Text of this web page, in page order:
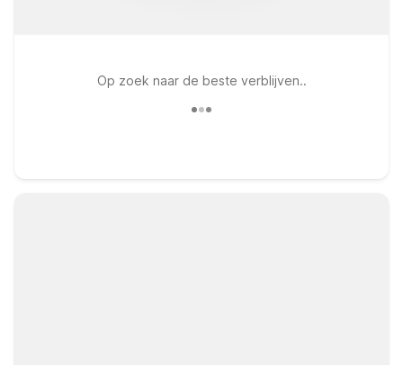
Op zoek naar de beste verblijven..